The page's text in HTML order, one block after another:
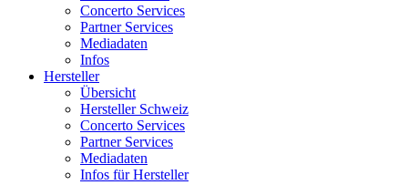
Concerto Services
Partner Services
Mediadaten
Infos
Hersteller
Übersicht
Hersteller Schweiz
Concerto Services
Partner Services
Mediadaten
Infos für Hersteller